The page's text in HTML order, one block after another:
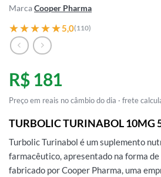
MarcaCooper Pharma
★★★★★
★★★★★5,0(110)
R$ 181
Preço em reais no câmbio do dia · frete
TURBOLIC TURINABOL 10MG
Turbolic Turinabol é um suplemento
farmacêutico, apresentado na forma de
fabricado por Cooper Pharma, uma